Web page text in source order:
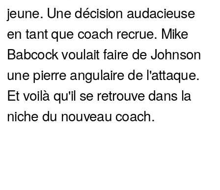
jeune. Une décision audacieuse
en tant que coach recrue. Mike
Babcock voulait faire de Johnson
une pierre angulaire de l'attaque.
Et voilà qu'il se retrouve dans la
niche du nouveau coach.